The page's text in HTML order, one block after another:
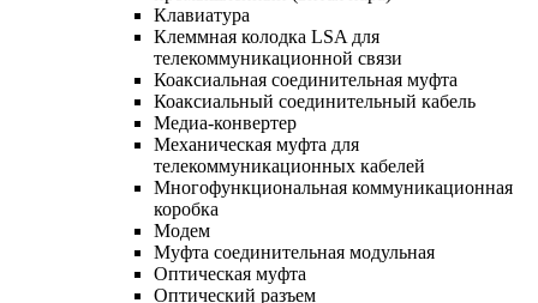
Клавиатура
Клеммная колодка LSA для
телекоммуникационной связи
Коаксиальная соединительная муфта
Коаксиальный соединительный кабель
Медиа-конвертер
Механическая муфта для
телекоммуникационных кабелей
Многофункциональная коммуникационная
коробка
Модем
Муфта соединительная модульная
Оптическая муфта
Оптический разъем